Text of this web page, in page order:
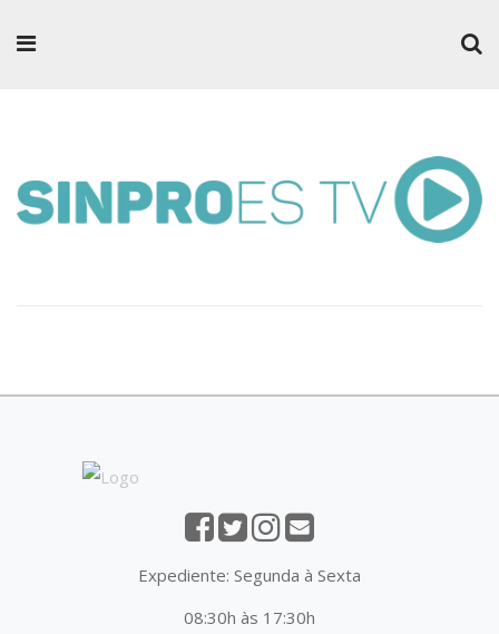
Expediente: Segunda à Sexta
08:30h às 17:30h